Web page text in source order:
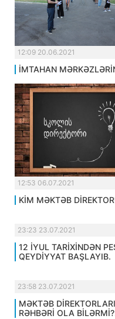
12:09 20.06.2021
İMTAHAN
12:53 06.07.2021
KİM MƏKTƏB
23:23 23.07.2021
12 İYUL TARİXİNDƏN
QEYDİYYAT BAŞLAYIB.
23:58 23.07.2021
MƏKTƏB
RƏHBƏRİ OLA